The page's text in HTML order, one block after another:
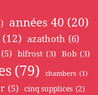
années 40 (20)
(12) azathoth (6)
(5) bifrost (3) Bob (3)
(79) chambers (1)
(5) cinq supplices (2)